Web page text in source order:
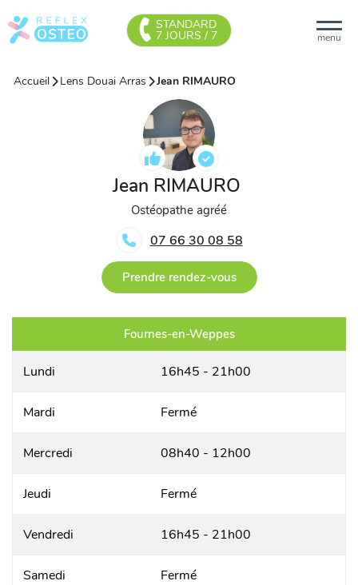
menu
STANDARD
7 JOURS / 7
Accueil Lens Douai Arras Jean RIMAURO
Jean RIMAURO
Ostéopathe agréé
07 66 30 08 58
Prendre rendez-vous
Fournes-en-Weppes
Lundi 16h45 - 21h00
Mardi Fermé
Mercredi 08h40 - 12h00
Jeudi Fermé
Vendredi 16h45 - 21h00
Samedi Fermé